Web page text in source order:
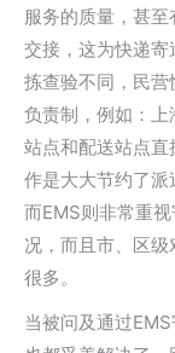
服务的质量，甚
交接，这为快递
拣查验不同，民
负责制，例如：
站点和配送站点
作是大大节约了派
而EMS则非常重
况，而且市、区
很多。
当被问及通过